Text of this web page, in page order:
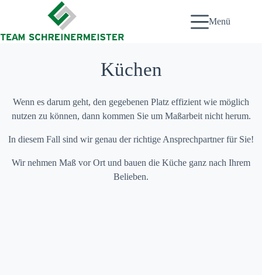
Menü
Küchen
Wenn es darum geht, den gegebenen Platz effizient wie möglich
nutzen zu können, dann kommen Sie um Maßarbeit nicht herum.
In diesem Fall sind wir genau der richtige Ansprechpartner für Sie!
Wir nehmen Maß vor Ort und bauen die Küche ganz nach Ihrem
Belieben.